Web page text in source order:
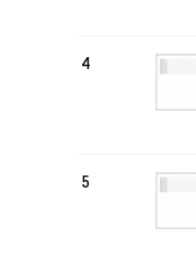
4
5